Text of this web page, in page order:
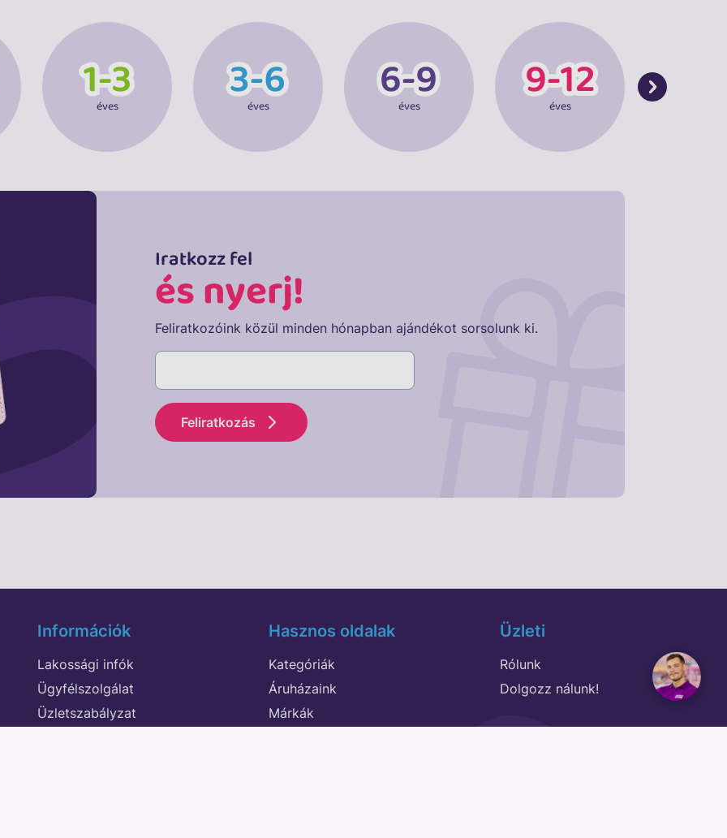
éves éves éves éves
Iratkozz fel
és nyerj!
Feliratkozóink közül minden hónapban ajándékot sorsolunk ki.
Feliratkozás
Információk
Lakossági infók
Ügyfélszolgálat
Üzletszabályzat
Hasznos oldalak
Kategóriák
Áruházaink
Márkák
Üzleti
Rólunk
Dolgozz nálunk!